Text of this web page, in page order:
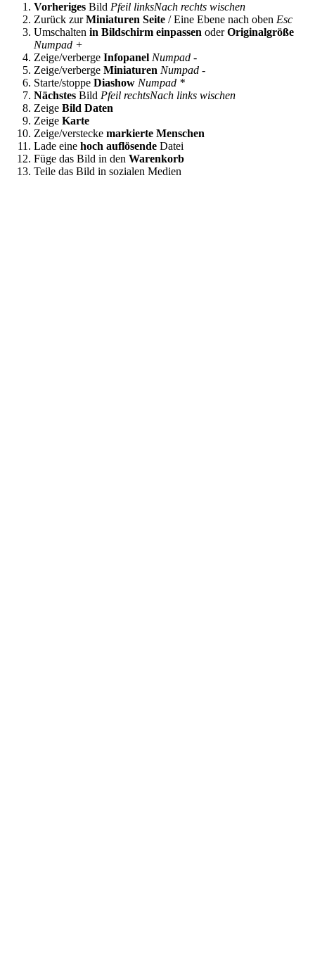
Vorheriges Bild Pfeil linksNach rechts wischen
Zurück zurMiniaturen Seite / Eine Ebene nach oben Esc
Umschalten in Bildschirm einpassen oderOriginalgröße
Numpad +
Zeige/verberge Infopanel Numpad -
Zeige/verberge Miniaturen Numpad -
Starte/stoppe Diashow Numpad *
Nächstes Bild Pfeil rechtsNach links wischen
Zeige Bild Daten
Zeige Karte
Zeige/verstecke markierte Menschen
Lade eine hoch auflösende Datei
Füge das Bild in den Warenkorb
Teile das Bild in sozialen Medien